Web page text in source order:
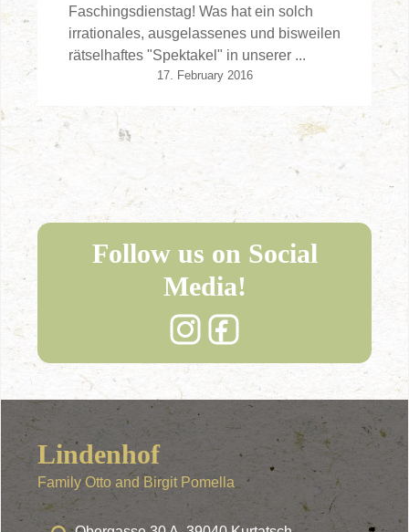
Faschingsdienstag! Was hat ein solch
irrationales, ausgelassenes und bisweilen
rätselhaftes "Spektakel" in unserer ...
17. February 2016
Follow us on Social
Media!
Lindenhof
Family Otto and Birgit Pomella